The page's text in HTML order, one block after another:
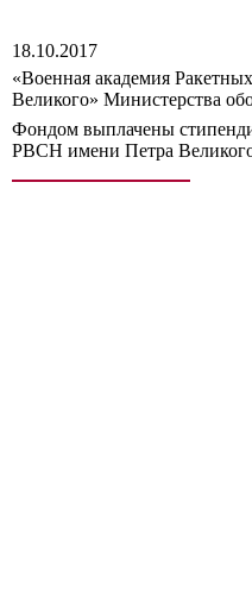
18.10.2017
«Военная академия
Великого» Министерства
Фондом выплачены
РВСН имени Петра